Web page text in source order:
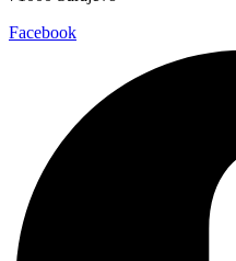
Facebook